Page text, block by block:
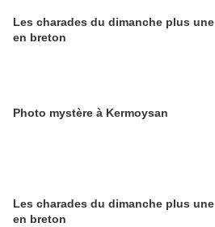
Les charades du dimanche plus une
en breton
Photo mystère à Kermoysan
Les charades du dimanche plus une
en breton